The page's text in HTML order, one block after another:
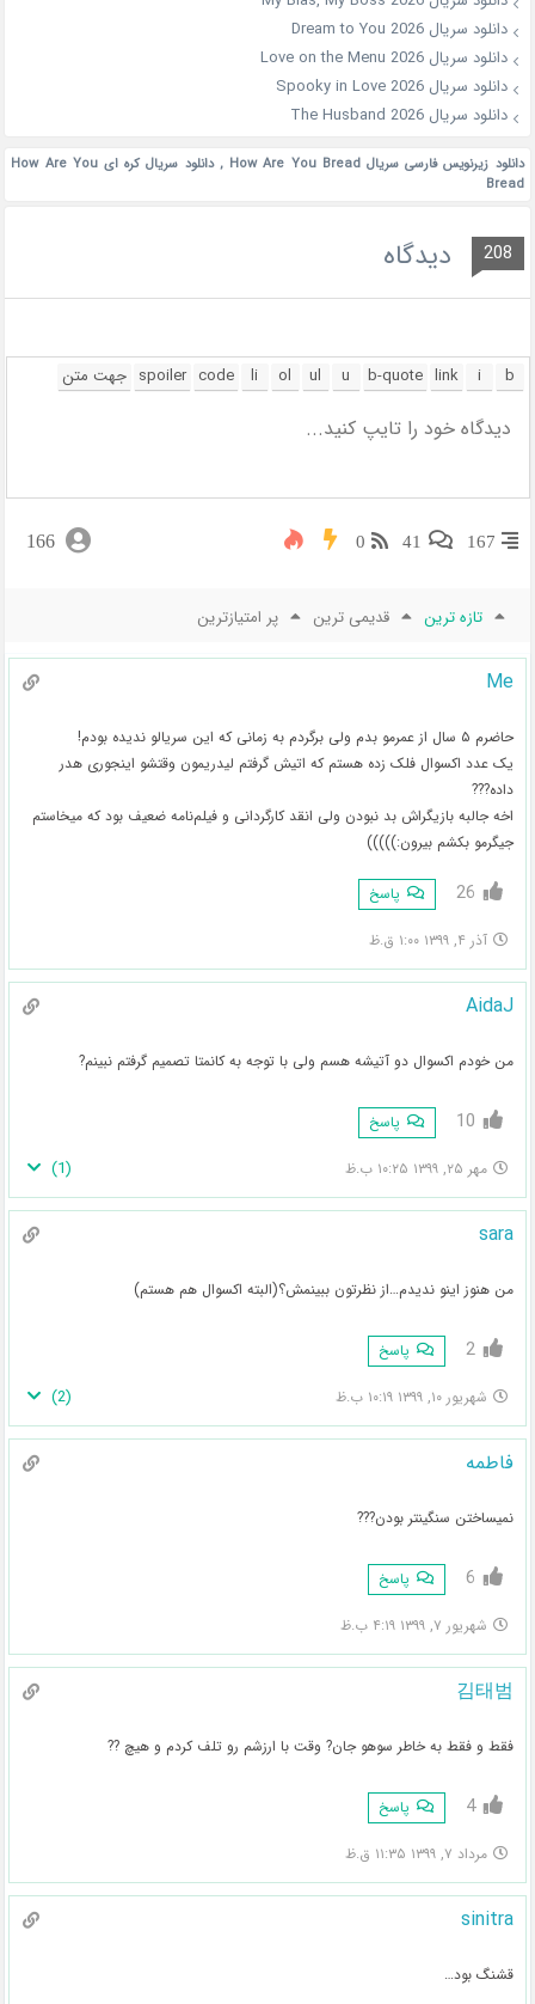
دانلود سریال Dream to You 2026
دانلود سریال Love on the Menu 2026
دانلود سریال Spooky in Love 2026
دانلود سریال The Husband 2026
دانلود زیرنویس فارسی سریال How Are You Bread ,
دانلود سریال کره ای How Are You
Bread
208 دیدگاه
167
41
0
166
تازه ترین قدیمی ترین پر امتیازترین
Me
حاضرم ۵ سال از عمرمو بدم ولی برگردم به زمانی که این سریالو ندیده بودم!
یک عدد اکسوال فلک زده هستم که اتیش گرفتم لیدریمون وقتشو‌ اینجوری هدر
داده???
اخه جالبه بازیگراش بد نبودن ولی انقد کارگردانی و فیلم‌نامه ضعیف بود که میخاستم
جیگرمو بکشم بیرون:)))))
26 پاسخ
آذر ۴, ۱۳۹۹ ۱:۰۰ ق.ظ
AidaJ
من خودم اکسوال دو آتیشه هسم ولی با توجه به کانمتا تصمیم گرفتم نبینم?
10 پاسخ
مهر ۲۵, ۱۳۹۹ ۱۰:۲۵ ب.ظ (
1
)
sara
من هنوز اینو ندیدم…از نظرتون ببینمش؟(البته اکسوال هم هستم)
2 پاسخ
شهریور ۱۰, ۱۳۹۹ ۱۰:۱۹ ب.ظ (
2
)
فاطمه
نمیساختن سنگینتر بودن???
6 پاسخ
شهریور ۷, ۱۳۹۹ ۴:۱۹ ب.ظ
김태범
فقط و فقط به خاطر سوهو جان? وقت با ارزشم رو تلف کردم و هیچ ??
4 پاسخ
مرداد ۷, ۱۳۹۹ ۱۱:۳۵ ق.ظ
sinitra
قشنگ بود…